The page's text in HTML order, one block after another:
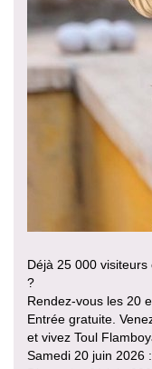
Déjà 25 000
?
Rendez-vous les 20
Entrée gratuite.
et vivez Toul
Samedi 20 juin 2026